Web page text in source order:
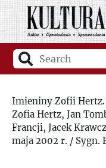
Imieniny Zofii Hertz.
Zofia Hertz, Jan
Francji, Jacek
maja 2002 r. /